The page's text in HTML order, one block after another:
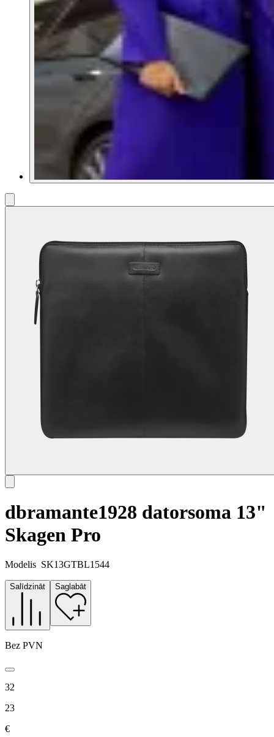
dbramante1928 datorsoma 13"
Skagen Pro
Modelis SK13GTBL1544
Salīdzināt Saglabāt
Bez PVN
32
23
€